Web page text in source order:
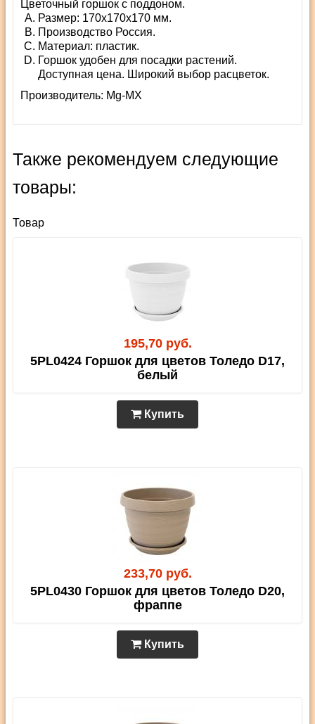
Цветочный горшок с поддоном.
Размер: 170х170х170 мм.
Производство Россия.
Материал: пластик.
Горшок удобен для посадки растений.
Доступная цена. Широкий выбор расцветок.
Производитель: Mg-MX
Также рекомендуем следующие
товары:
Товар
195,70 руб.
5PL0424 Горшок для цветов Толедо D17,
белый
Купить
233,70 руб.
5PL0430 Горшок для цветов Толедо D20,
фраппе
Купить